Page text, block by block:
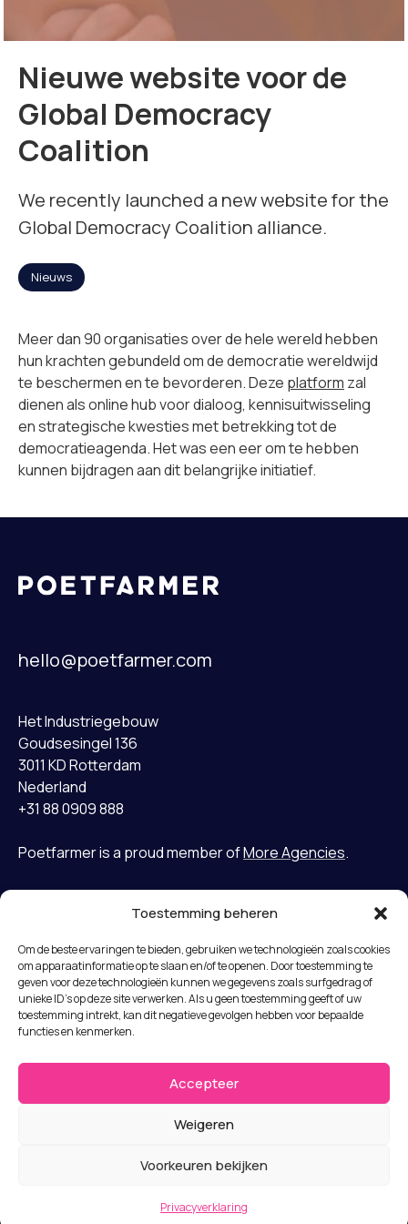
Toestemming beheren
Om de beste ervaringen te bieden, gebruiken we technologieën zoals cookies
om apparaatinformatie op te slaan en/of te openen. Door toestemming te
geven voor deze technologieën kunnen we gegevens zoals surfgedrag of
unieke ID's op deze site verwerken. Als u geen toestemming geeft of uw
toestemming intrekt, kan dit negatieve gevolgen hebben voor bepaalde
functies en kenmerken.
Accepteer
Weigeren
Voorkeuren bekijken
Privacyverklaring
Missie
Team
Nieuws
Jobs 2
Neem contact op met
Nieuwe website voor de
Global Democracy
Coalition
We recently launched a new website for the
Global Democracy Coalition alliance.
Nieuws
Meer dan 90 organisaties over de hele wereld hebben
hun krachten gebundeld om de democratie wereldwijd
te beschermen en te bevorderen. Deze platform zal
dienen als online hub voor dialoog, kennisuitwisseling
en strategische kwesties met betrekking tot de
democratieagenda. Het was een eer om te hebben
kunnen bijdragen aan dit belangrijke initiatief.
hello@poetfarmer.com
Het Industriegebouw
Goudsesingel 136
3011 KD Rotterdam
Nederland
+31 88 0909 888
Poetfarmer is a proud member ofMore Agencies.
Gevallen
Diensten
Missie
Team
Neem contact op met
Bluesky
Algemene voorwaarden
Disclaimer
Submit a complaint
© Copyright 2026 Poet Farmer b.v.